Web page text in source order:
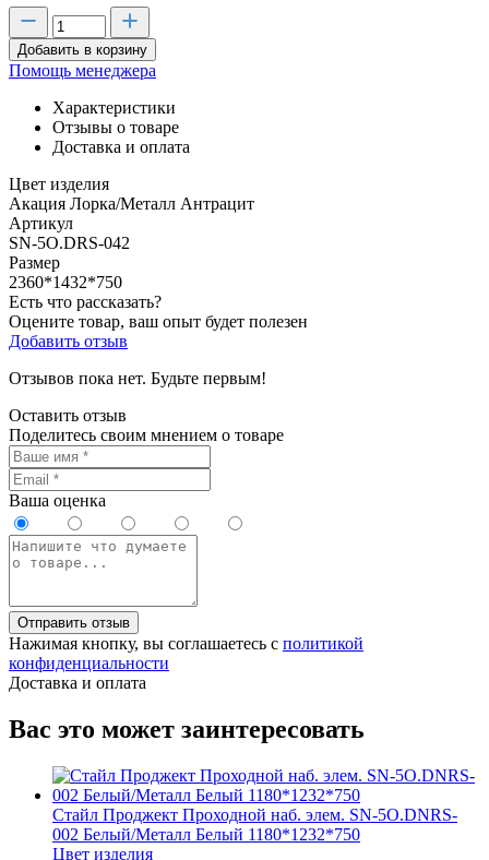
Добавить в корзину
Помощь менеджера
Характеристики
Отзывы о товаре
Доставка и оплата
Цвет изделия
Акация Лорка/Металл Антрацит
Артикул
SN-5O.DRS-042
Размер
2360*1432*750
Есть что рассказать?
Оцените товар, ваш опыт будет полезен
Добавить отзыв
Отзывов пока нет. Будьте первым!
Оставить отзыв
Поделитесь своим мнением о товаре
Ваша оценка
Отправить отзыв
Нажимая кнопку, вы соглашаетесь с политикой
конфиденциальности
Доставка и оплата
Вас это может заинтересовать
Стайл Проджект Проходной наб. элем. SN-5O.DNRS-
002 Белый/Металл Белый 1180*1232*750
Цвет изделия